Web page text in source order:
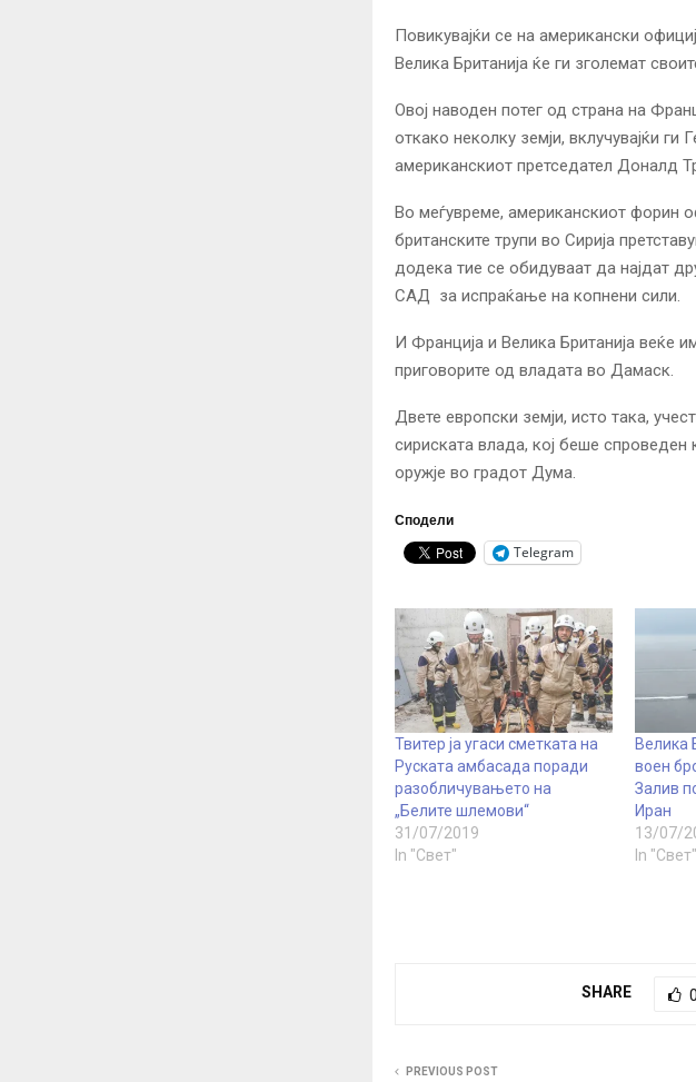
Повикувајќи се на американски
Велика Британија ќе ги зголемат
Овој наводен потег од страна на
откако неколку земји, вклучувајќи ги
американскиот претседател Доналд
Во меѓувреме, американскиот форин
британските трупи во Сирија
додека тие се обидуваат да најдат
САД за испраќање на копнени сили.
И Франција и Велика Британија веќе
приговорите од владата во Дамаск.
Двете европски земји, исто така,
сириската влада, кој беше
оружје во градот Дума.
Сподели
Telegram
Твитер ја угаси сметката на
Руската амбасада поради
разобличувањето на
„Белите шлемови“
31/07/2019
In "Свет"
Велика
воен
Залив
Иран
13/07/
In "Свет"
SHARE 0
PREVIOUS POST